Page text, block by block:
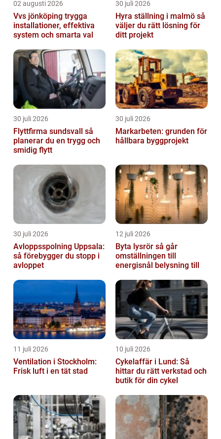
02 augusti 2026
Vvs jönköping trygga
installationer, effektiva
system och smarta val
30 juli 2026
Hyra ställning i malmö så
väljer du rätt lösning för
ditt projekt
30 juli 2026
Flyttfirma sundsvall så
planerar du en trygg och
smidig flytt
30 juli 2026
Markarbeten: grunden för
hållbara byggprojekt
30 juli 2026
Avloppsspolning Uppsala:
så förebygger du stopp i
avloppet
12 juli 2026
Byta lysrör så går
omställningen till
energisnål belysning till
11 juli 2026
Ventilation i Stockholm:
Frisk luft i en tät stad
10 juli 2026
Cykelaffär i Lund: Så
hittar du rätt verkstad och
butik för din cykel